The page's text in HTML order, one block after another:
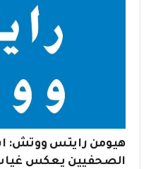
هيومن رايتس ووتش:
الصحفيين يعكس